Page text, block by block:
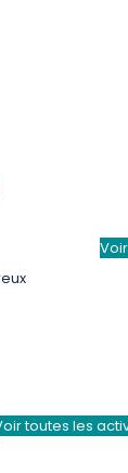
toutes les